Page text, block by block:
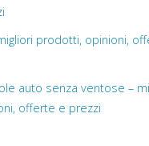
prodotti, opinioni,
auto senza ventose –
offerte e prezzi